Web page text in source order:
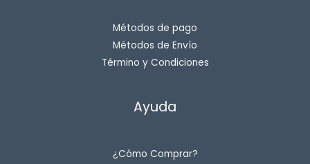
Métodos de pago
Métodos de Envío
Término y Condiciones
Ayuda
¿Cómo Comprar?